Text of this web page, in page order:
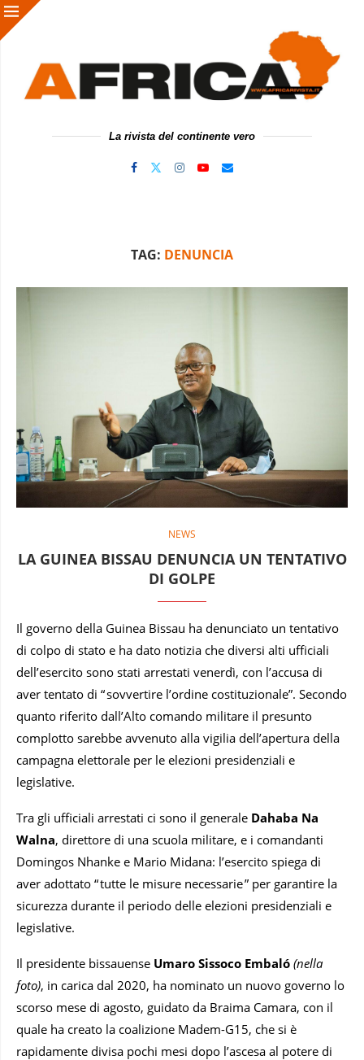
La rivista del continente vero
TAG: DENUNCIA
NEWS
LA GUINEA BISSAU DENUNCIA UN TENTATIVO
DI GOLPE
Il governo della Guinea Bissau ha denunciato un tentativo
di colpo di stato e ha dato notizia che diversi alti ufficiali
dell’esercito sono stati arrestati venerdì, con l’accusa di
aver tentato di “ sovvertire l’ordine costituzionale”. Secondo
quanto riferito dall’Alto comando militare il presunto
complotto sarebbe avvenuto alla vigilia dell’apertura della
campagna elettorale per le elezioni presidenziali e
legislative.
Tra gli ufficiali arrestati ci sono il generale Dahaba Na
Walna, direttore di una scuola militare, e i comandanti
Domingos Nhanke e Mario Midana: l’esercito spiega di
aver adottato “ tutte le misure necessarie ” per garantire la
sicurezza durante il periodo delle elezioni presidenziali e
legislative.
Il presidente bissauense Umaro Sissoco Embaló (nella
foto), in carica dal 2020, ha nominato un nuovo governo lo
scorso mese di agosto, guidato da Braima Camara, con il
quale ha creato la coalizione Madem-G15, che si è
rapidamente divisa pochi mesi dopo l’ascesa al potere di